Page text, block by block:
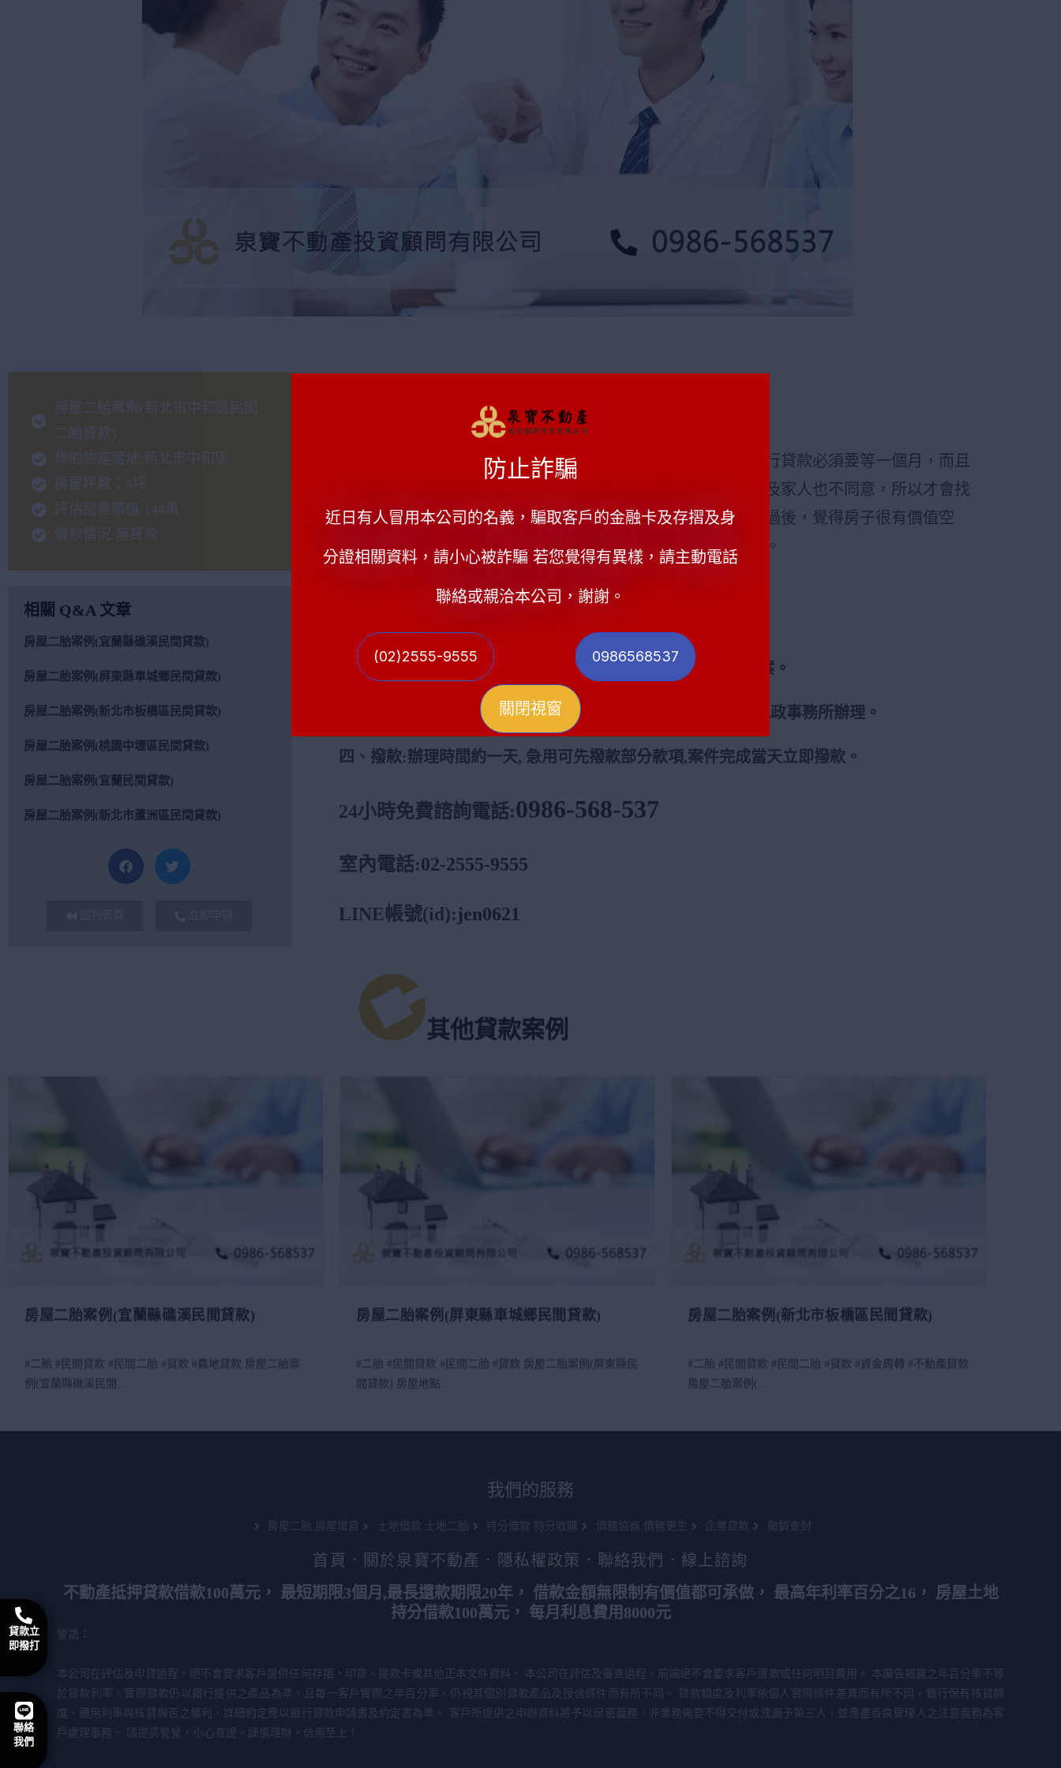
房屋二胎案例(新北市中和區民間
二胎貸款)
標的物座落地:新北市中和區
房屋坪數：4坪
評估房屋價值:144萬
借款情況:無貸款
相關 Q&A 文章
房屋二胎案例(宜蘭縣礁溪民間貸款)
房屋二胎案例(屏東縣車城鄉民間貸款)
房屋二胎案例(新北市板橋區民間貸款)
房屋二胎案例(桃園中壢區民間貸款)
房屋二胎案例(宜蘭民間貸款)
房屋二胎案例(新北市蘆洲區民間貸款)
王小姐因家人急需資金救急，但她有一間房子在中和，她辦銀行貸款必須要等一個月，而且
姐等不及家人也不同意，所以才會找
尋民間二胎，因此找到我們泉寶不動產公司，經過我們的評估過後，覺得房子很有價值空
間，房屋地點好漂亮 ，於是我們立即申貸給他，並幫助他救急。
二、 估價 公司專業團隊 分鐘內評估房屋價值 並規劃貸款方案。
帶房屋、土地權狀正本、印章、身分證正本一起去地政事務所辦理。
四、 撥款:辦理時間約一天, 急用可先撥款部分款項,案件完成當天立即撥款。
24小時免費諮詢電話:0986-568-537
室內電話:02-2555-9555
LINE帳號(id):jen0621
其他貸款案例
房屋二胎案例(宜蘭縣礁溪民間貸款)
#二胎 #民間貸款 #民間二胎 #貸款 #農地貸款 房屋二胎案
例(宜蘭縣礁溪民間...
房屋二胎案例(屏東縣車城鄉民間貸款)
#二胎 #民間貸款 #民間二胎 #貸款 房屋二胎案例(屏東縣民
間貸款) 房屋地點...
房屋二胎案例(新北市板橋區民間貸款)
#二胎 #民間貸款 #民間二胎 #貸款 #資金周轉 #不動產貸款
房屋二胎案例(...
我們的服務
房屋二胎 房屋增貸 土地借款 土地二胎 持分借款 持分收購 債務協商 債務更生 企業貸款 撤銷查封
首頁 ． 關於泉寶不動產 ． 隱私權政策 ． 聯絡我們 ． 線上諮詢
不動產抵押貸款借款100萬元， 最短期限3個月,最長還款期限20年， 借款金額無限制有價值都可承做， 最高年利率百分之16， 房屋土地
持分借款100萬元， 每月利息費用8000元
警語：
本公司在評估及申貸過程，絕不會要求客戶提供任何存摺、印章、提款卡或其他正本文件資料。 本公司在評估及審查過程，前端絕不會要求客戶匯款或任何明目費用。 本廣告揭露之年百分率不等
於貸款利率，實際貸款仍以銀行提供之產品為準，且每一客戶實際之年百分率，仍視其個別貸款產品及授信條件而有所不同。 貸款額度及利率依個人實際條件差異而有所不同，銀行保有核貸額
度、適用利率與核貸與否之權利，詳細約定應以銀行貸款申請書及約定書為準。 客戶所提供之申辦資料將予以保密義務，非業務需要不得交付或洩漏予第三人，並應盡善良管理人之注意義務為客
戶處理事務。 請提高警覺，小心查證。謹慎理財，信用至上！
貸款立
即撥打
聯絡
我們
防止詐騙
近日有人冒用本公司的名義，騙取客戶的金融卡及存摺及身
分證相關資料，請小心被詐騙 若您覺得有異樣，請主動電話
聯絡或親洽本公司，謝謝。
(02)2555-9555 0986568537
關閉視窗